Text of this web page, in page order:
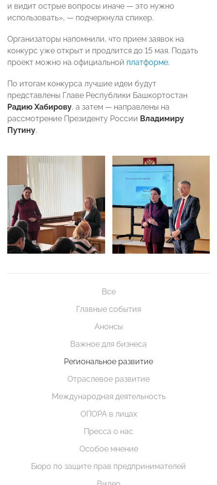
и видит острые вопросы иначе — это нужно
использовать», — подчеркнула спикер.
Организаторы напомнили, что прием заявок на
конкурс уже открыт и продлится до 15 мая. Подать
проект можно на официальной платформе.
По итогам конкурса лучшие идеи будут
представлены Главе Республики Башкортостан
Радию Хабирову, а затем — направлены на
рассмотрение Президенту России Владимиру
Путину.
Все
Главные события
Анонсы
Важное для бизнеса
Региональное развитие
Отраслевое развитие
Международная деятельность
ОПОРА в лицах
Пресса о нас
Особое мнение
Бюро по защите прав предпринимателей